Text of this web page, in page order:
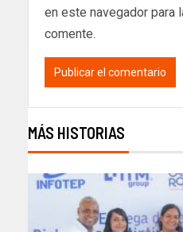
en este navegador para
comente.
MÁS HISTORIAS